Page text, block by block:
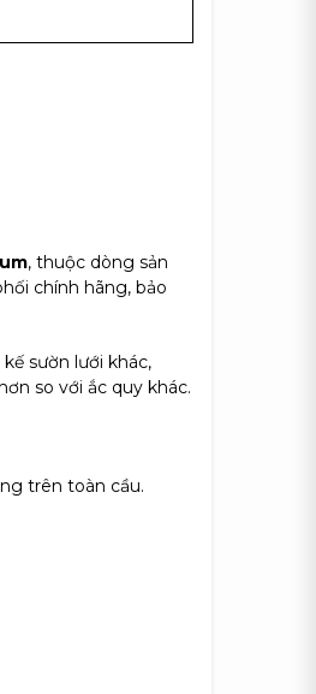
, thuộc dòng sản
chính hãng, bảo
sườn lưới khác,
so với ắc quy khác.
trên toàn cầu.